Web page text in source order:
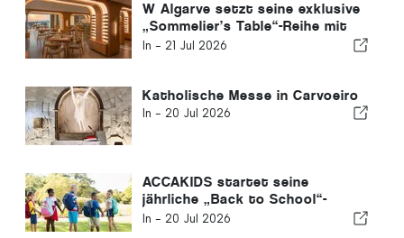
W Algarve setzt seine exklusive
„Sommelier’s Table“-Reihe mit
Buçaco fort
In - 21 Jul 2026
Katholische Messe in Carvoeiro
In - 20 Jul 2026
ACCAKIDS startet seine
jährliche „Back to School“-
Kampagne, um jedem Kind einen
In - 20 Jul 2026